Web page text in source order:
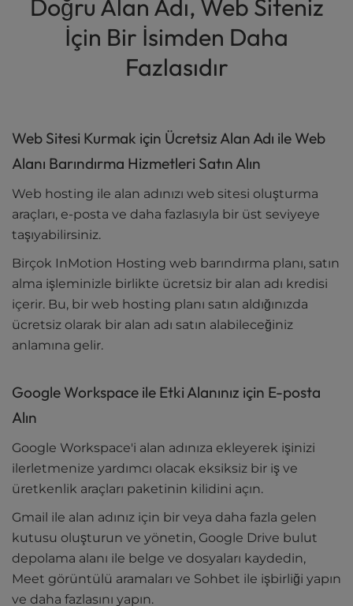
Doğru Alan Adı, Web Siteniz
İçin Bir İsimden Daha
Fazlasıdır
Web Sitesi Kurmak için Ücretsiz Alan Adı ile Web
Alanı Barındırma Hizmetleri Satın Alın
Web hosting ile alan adınızı web sitesi oluşturma
araçları, e-posta ve daha fazlasıyla bir üst seviyeye
taşıyabilirsiniz.
Birçok InMotion Hosting web barındırma planı, satın
alma işleminizle birlikte ücretsiz bir alan adı kredisi
içerir. Bu, bir web hosting planı satın aldığınızda
ücretsiz olarak bir alan adı satın alabileceğiniz
anlamına gelir.
Google Workspace ile Etki Alanınız için E-posta
Alın
Google Workspace'i alan adınıza ekleyerek işinizi
ilerletmenize yardımcı olacak eksiksiz bir iş ve
üretkenlik araçları paketinin kilidini açın.
Gmail ile alan adınız için bir veya daha fazla gelen
kutusu oluşturun ve yönetin, Google Drive bulut
depolama alanı ile belge ve dosyaları kaydedin,
Meet görüntülü aramaları ve Sohbet ile işbirliği yapın
ve daha fazlasını yapın.